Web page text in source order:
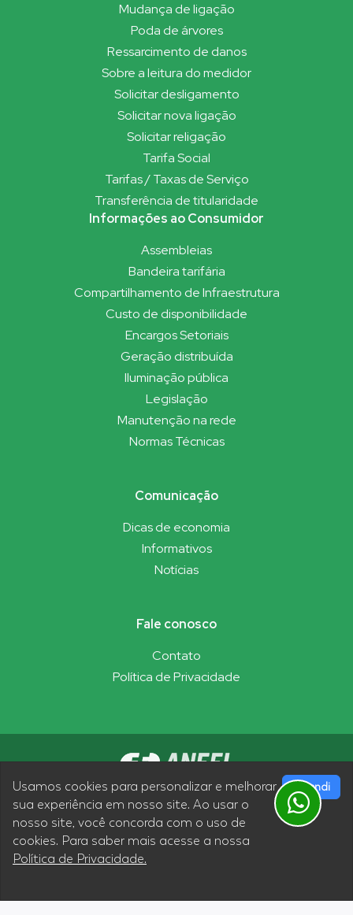
Mudança de ligação
Poda de árvores
Ressarcimento de danos
Sobre a leitura do medidor
Solicitar desligamento
Solicitar nova ligação
Solicitar religação
Tarifa Social
Tarifas / Taxas de Serviço
Transferência de titularidade
Informações ao Consumidor
Assembleias
Bandeira tarifária
Compartilhamento de Infraestrutura
Custo de disponibilidade
Encargos Setoriais
Geração distribuída
Iluminação pública
Legislação
Manutenção na rede
Normas Técnicas
Comunicação
Dicas de economia
Informativos
Notícias
Fale conosco
Contato
Política de Privacidade
Usamos cookies para personalizar e melhorar
sua experiência em nosso site. Ao usar o
nosso site, você concorda com o uso de
cookies. Para saber mais acesse a nossa
Política de Privacidade.
Entendi
Siga nossas redes sociais
Desenvolvimento Micronec Agência Digital